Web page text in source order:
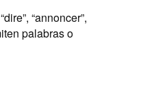
“annoncer”,
palabras o